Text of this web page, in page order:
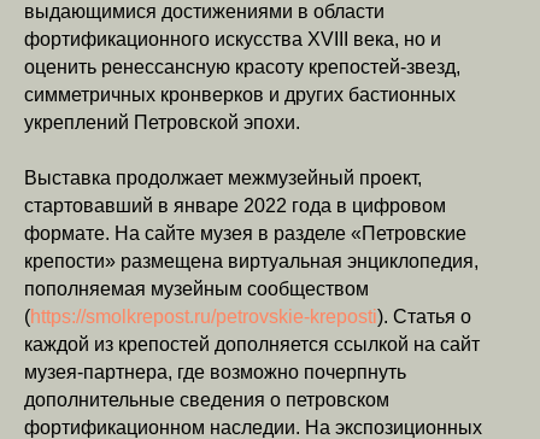
выдающимися достижениями в области
фортификационного искусства XVIII века, но и
оценить ренессансную красоту крепостей-звезд,
симметричных кронверков и других бастионных
укреплений Петровской эпохи.
Выставка продолжает межмузейный проект,
стартовавший в январе 2022 года в цифровом
формате. На сайте музея в разделе «Петровские
крепости» размещена виртуальная энциклопедия,
пополняемая музейным сообществом
(https://smolkrepost.ru/petrovskie-kreposti). Статья о
каждой из крепостей дополняется ссылкой на сайт
музея-партнера, где возможно почерпнуть
дополнительные сведения о петровском
фортификационном наследии. На экспозиционных